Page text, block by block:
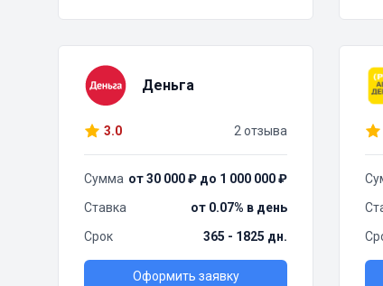
Деньга
3.0 2 отзыва
Сумма от 30 000 ₽ до 1 000 000 ₽
Ставка
от 0.07% в день
Срок
365 - 1825 дн.
Оформить заявку